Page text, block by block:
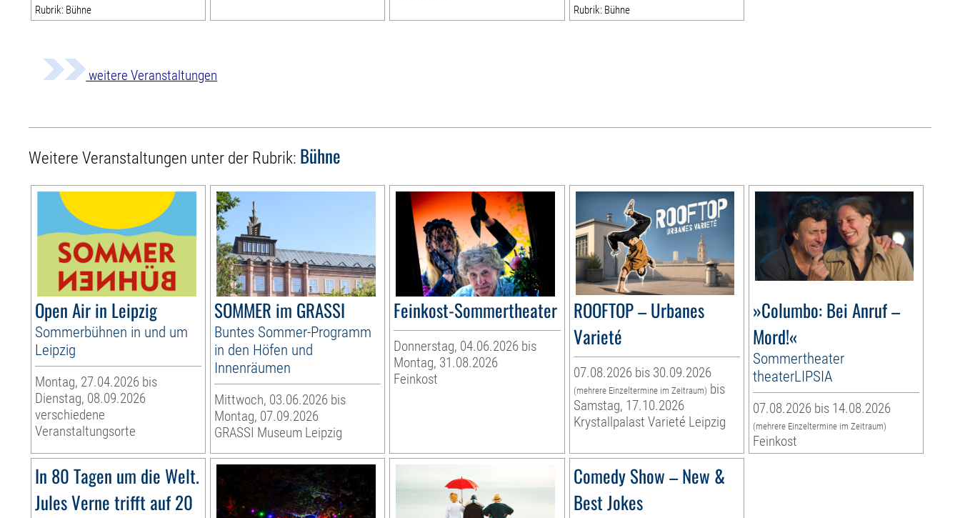
Rubrik: Bühne Rubrik: Bühne
weitere Veranstaltungen
Weitere Veranstaltungen unter der Rubrik: Bühne
Open Air in Leipzig
Sommerbühnen in und um
Leipzig
Montag, 27.04.2026 bis
Dienstag, 08.09.2026
verschiedene
Veranstaltungsorte
SOMMER im GRASSI
Buntes Sommer-Programm
in den Höfen und
Innenräumen
Mittwoch, 03.06.2026 bis
Montag, 07.09.2026
GRASSI Museum Leipzig
Feinkost-Sommertheater
Donnerstag, 04.06.2026 bis
Montag, 31.08.2026
Feinkost
ROOFTOP – Urbanes
Varieté
07.08.2026 bis 30.09.2026
(mehrere Einzeltermine im Zeitraum) bis
Samstag, 17.10.2026
Krystallpalast Varieté Leipzig
»Columbo: Bei Anruf –
Mord!«
Sommertheater
theaterLIPSIA
07.08.2026 bis 14.08.2026
(mehrere Einzeltermine im Zeitraum)
Feinkost
In 80 Tagen um die Welt.
Jules Verne trifft auf 20
Comedy Show – New &
Best Jokes